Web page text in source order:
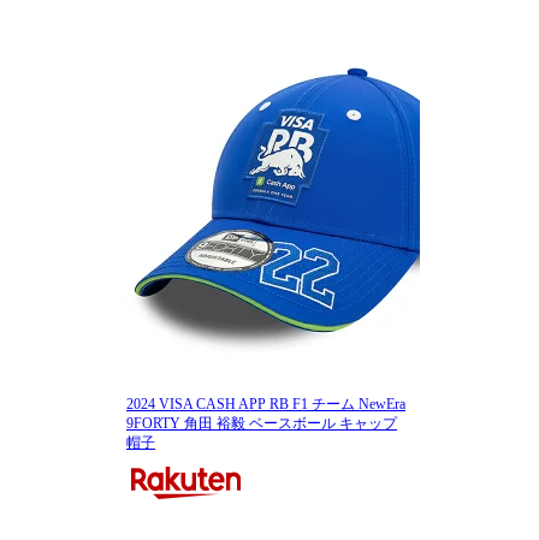
2024 VISA CASH APP RB F1 チーム NewEra
9FORTY 角田 裕毅 ベースボール キャップ
帽子